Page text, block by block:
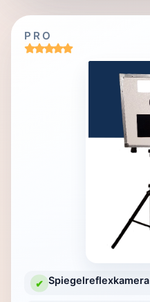
PRO
✔ Spiegelreflexkamera